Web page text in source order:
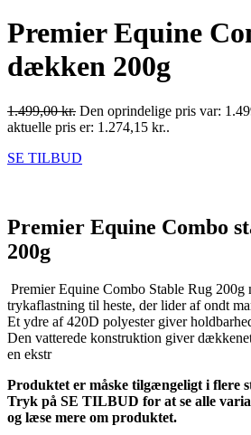
Premier Equine
dækken 200g
1.499,00kr. Den oprindelige pris var:
aktuelle pris er: 1.274,15 kr..
SE TILBUD
Premier Equine Combo
200g
Premier Equine Combo Stable Rug 200g
trykaflastning til heste, der lider af ondt
Et ydre af 420D polyester giver
Den vatterede konstruktion giver
en ekstr
Produktet er måske tilgængeligt i flere
Tryk på SE TILBUD for at se alle
og læse mere om produktet.